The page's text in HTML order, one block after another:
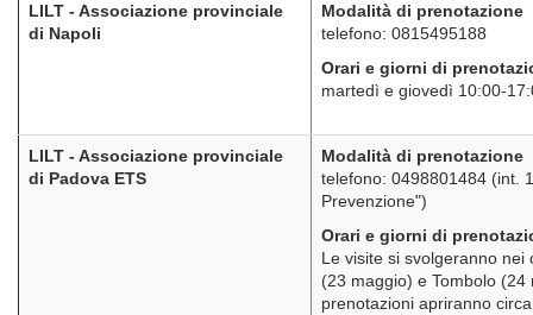
LILT - Associazione provinciale
di Napoli
Modalità di prenotazione
telefono: 0815495188
Orari e giorni di
martedì e giovedì 10:00-
LILT - Associazione provinciale
di Padova ETS
Modalità di prenotazione
telefono: 0498801484 (int.
Prevenzione")
Orari e giorni di
Le visite si svolgeranno nei
(23 maggio) e Tombolo (24
prenotazioni apriranno